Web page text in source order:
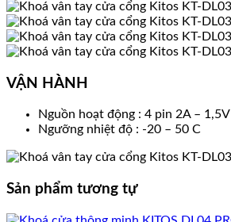
VẬN HÀNH
Nguồn hoạt động : 4 pin 2A – 1,5V
Ngưỡng nhiệt độ : -20 – 50 C
Sản phẩm tương tự